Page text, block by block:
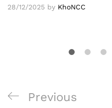
28/12/2025 by KhoNCC
Previous
Previous